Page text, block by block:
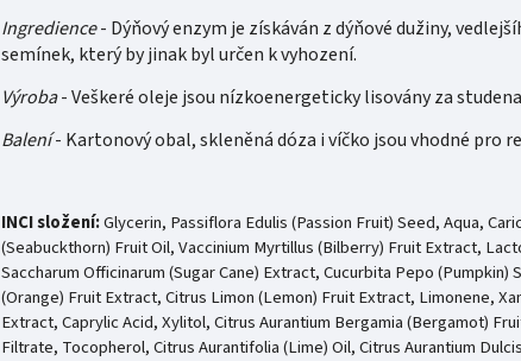
Ingredience- Dýňový enzym je získáván z dýňové dužiny,
semínek, který by jinak byl určen k vyhození.
Výroba- Veškeré oleje jsou nízkoenergeticky lisovány za
Balení- Kartonový obal, skleněná dóza i víčko jsou vhodné pro
INCI složení:Glycerin, Passiflora Edulis (Passion Fruit) Seed, Aqua,
(Seabuckthorn) Fruit Oil, Vaccinium Myrtillus (Bilberry) Fruit Extract,
Saccharum Officinarum (Sugar Cane) Extract, Cucurbita Pepo
(Orange) Fruit Extract, Citrus Limon (Lemon) Fruit Extract, Limonene,
Extract, Caprylic Acid, Xylitol, Citrus Aurantium Bergamia (Bergamot)
Filtrate, Tocopherol, Citrus Aurantifolia (Lime) Oil, Citrus Aurantium